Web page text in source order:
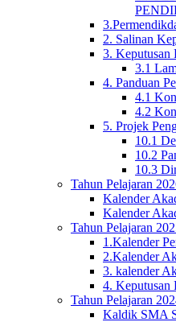
2. Salinan
3. Keputusan
3.1
4. Panduan
4.1
4.2
5. Projek
10.1
10.2
10.3
Tahun Pelajaran
Kalender
Kalender
Tahun Pelajaran
1.Kalender
2.Kalender
3. kalender
4. Keputusan
Tahun Pelajaran
Kaldik SMA